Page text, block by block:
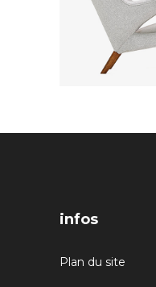
infos
Plan du site